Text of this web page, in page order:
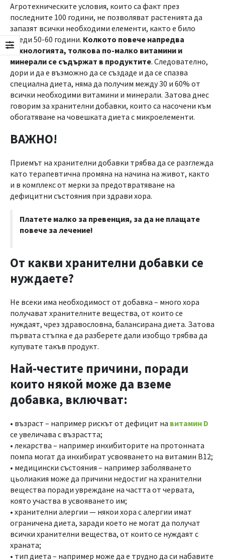
Агротехническите условия, които са факт през
последните 100 години, не позволяват растенията да
запазят всички необходими елементи, както е било
преди 50-60 години. Колкото повече напредва
технологията, толкова по-малко витамини и
минерали се съдържат в продуктите. Следователно,
дори и да е възможно да се създаде и да се спазва
специална диета, няма да получим между 30 и 60% от
всички необходими витамини и минерали. Затова днес
говорим за хранителни добавки, които са насочени към
обогатяване на човешката диета с микроелементи.
ВАЖНО!
Приемът на хранителни добавки трябва да се разглежда
като терапевтична промяна на начина на живот, както
и в комплекс от мерки за предотвратяване на
дефицитни състояния при здрави хора.
Платете малко за превенция, за да не плащате
повече за лечение!
От какви хранителни добавки се
нуждаете?
Не всеки има необходимост от добавка – много хора
получават хранителните вещества, от които се
нуждаят, чрез здравословна, балансирана диета. Затова
първата стъпка е да разберете дали изобщо трябва да
купувате такъв продукт.
Най-честите причини, поради
които някой може да вземе
добавка, включват:
• възраст – например рискът от дефицит на витамин D
се увеличава с възрастта;
• лекарства – например инхибиторите на протонната
помпа могат да инхибират усвояването на витамин В12;
• медицински състояния – например заболяването
цьолиакия може да причини недостиг на хранителни
вещества поради увреждане на частта от червата,
която участва в усвояването им;
• хранителни алергии — някои хора с алергии имат
ограничена диета, заради което не могат да получат
всички хранителни вещества, от които се нуждаят с
храната;
• тип диета – например може да е трудно да си набавите